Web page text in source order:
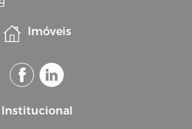
Imóveis
Institucional